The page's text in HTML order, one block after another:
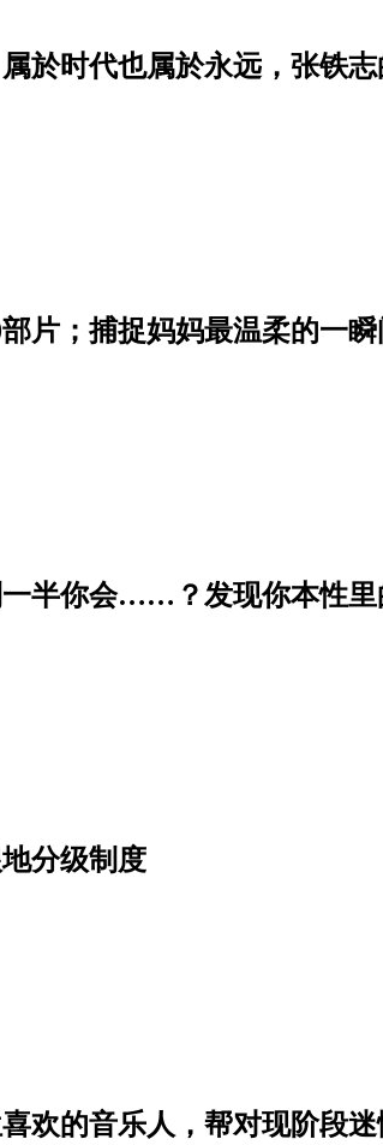
於时代也属於永远，张铁志
片；捕捉妈妈最温柔的一瞬
一半你会……？发现你本性
分级制度
喜欢的音乐人，帮对现阶段